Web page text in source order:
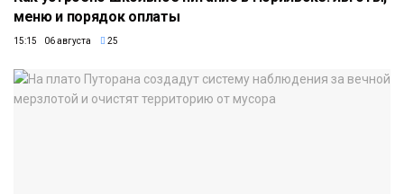
меню и порядок оплаты
15:15 06 августа 25